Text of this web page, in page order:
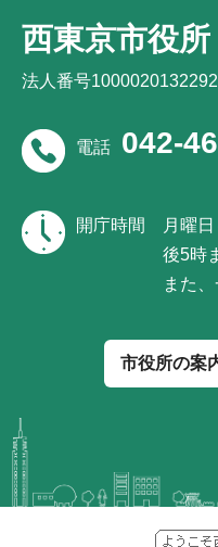
西東京市役所
法人番号1000020132292
電話 042-
開庁時間
月曜
後5時
また
市役所の案